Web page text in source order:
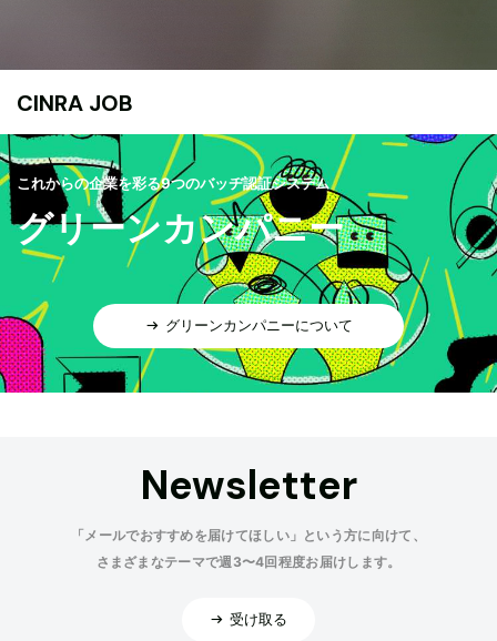
CINRA JOB
これからの企業を彩る9つのバッヂ認証システム
グリーンカンパニー
グリーンカンパニーについて
Newsletter
「メールでおすすめを届けてほしい」という方に向けて、
さまざまなテーマで週3〜4回程度お届けします。
受け取る